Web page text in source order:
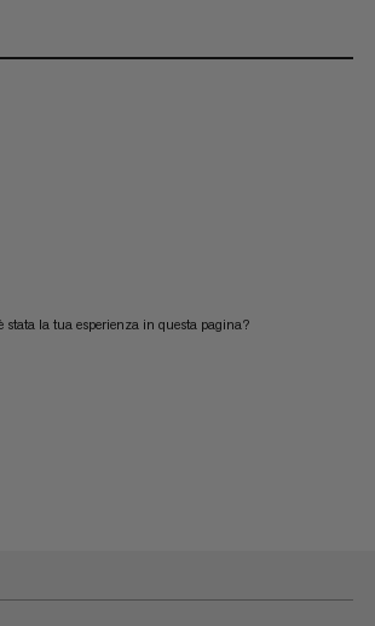
stata la tua esperienza in questa pagina?